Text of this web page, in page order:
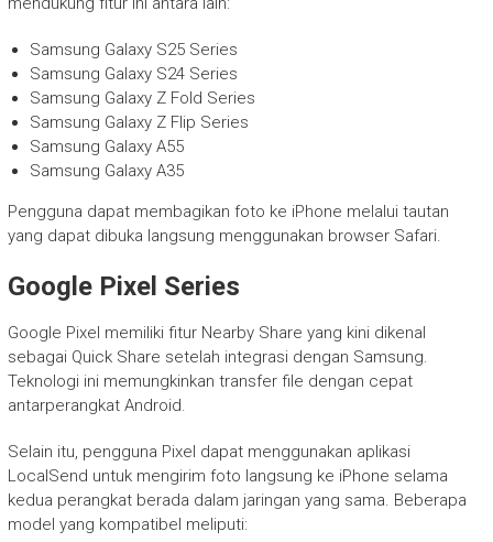
Samsung Galaxy S25 Series
Samsung Galaxy S24 Series
Samsung Galaxy Z Fold Series
Samsung Galaxy Z Flip Series
Samsung Galaxy A55
Samsung Galaxy A35
Pengguna dapat membagikan foto ke iPhone melalui tautan
yang dapat dibuka langsung menggunakan browser Safari.
Google Pixel Series
Google Pixel memiliki fitur Nearby Share yang kini dikenal
sebagai Quick Share setelah integrasi dengan Samsung.
Teknologi ini memungkinkan transfer file dengan cepat
antarperangkat Android.
Selain itu, pengguna Pixel dapat menggunakan aplikasi
LocalSend untuk mengirim foto langsung ke iPhone selama
kedua perangkat berada dalam jaringan yang sama. Beberapa
model yang kompatibel meliputi: